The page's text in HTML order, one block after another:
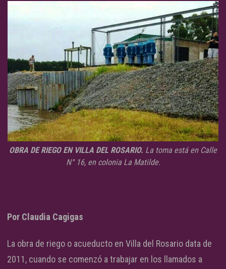
OBRA DE RIEGO EN VILLA DEL ROSARIO. La toma está en Calle
N° 16, en colonia La Matilde.
Por Claudia Cagigas
La obra de riego o acueducto en Villa del Rosario data de
2011, cuando se comenzó a trabajar en los llamados a